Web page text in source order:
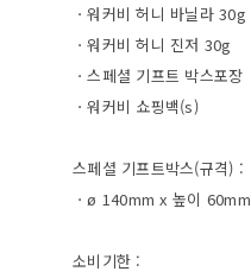
ㆍ워커비 허니 바닐라 30g
ㆍ워커비 허니 진저 30g
ㆍ스페셜 기프트 박스포장
ㆍ워커비 쇼핑백(s)
스페셜 기프트박스(규격) :
ㆍø 140mm x 높이 60mm
소비기한 :